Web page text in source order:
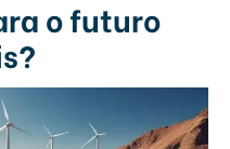
o futuro